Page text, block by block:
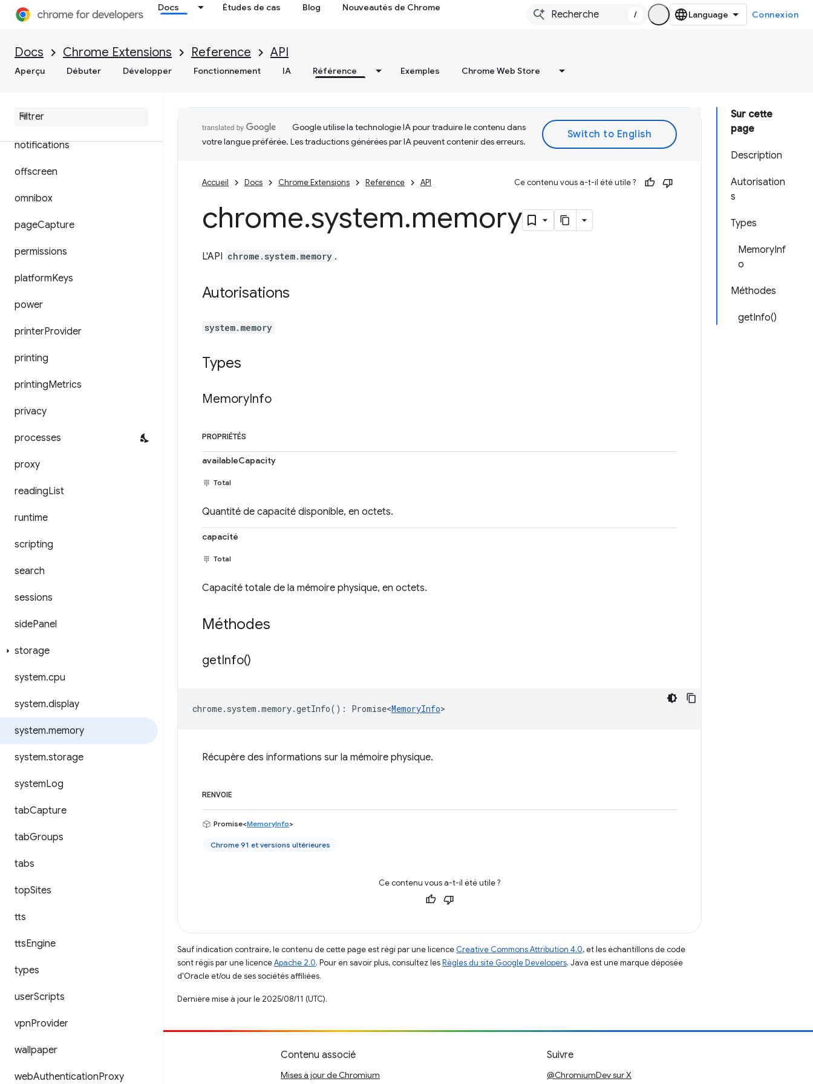
Docs Études de cas Blog Nouveautés de Chrome
/ Connexion
Docs Chrome Extensions Reference API
Aperçu Débuter Développer Fonctionnement IA Référence Exemples Chrome Web Store
input.ime
loginState
mimeHandler
notifications
offscreen
omnibox
pageCapture
permissions
platformKeys
power
printerProvider
printing
printingMetrics
privacy
processes
proxy
readingList
runtime
scripting
search
sessions
sidePanel
storage
system.cpu
system.display
system.memory
system.storage
systemLog
tabCapture
tabGroups
tabs
topSites
tts
ttsEngine
types
userScripts
vpnProvider
wallpaper
webAuthenticationProxy
Sur cette
page
Description
Autorisation
s
Types
MemoryInf
o
Méthodes
getInfo()
Google utilise la technologie IA pour traduire le contenu dans
votre langue préférée. Les traductions générées par IA peuvent contenir des erreurs.
Accueil Docs Chrome Extensions Reference API Ce contenu vous a-t-il été utile ?
chrome.system.memory
L'API chrome.system.memory .
Autorisations
system.memory
Types
MemoryInfo
PROPRIÉTÉS
availableCapacity
Total
Quantité de capacité disponible, en octets.
capacité
Total
Capacité totale de la mémoire physique, en octets.
Méthodes
getInfo()
chrome. system .memory.getInfo() : Promise<MemoryInfo>
Récupère des informations sur la mémoire physique.
RENVOIE
Promise<MemoryInfo>
Chrome 91 et versions ultérieures
Ce contenu vous a-t-il été utile ?
Sauf indication contraire, le contenu de cette page est régi par une licence Creative Commons Attribution 4.0, et les échantillons de code
sont régis par une licenceApache 2.0. Pour en savoir plus, consultez lesRègles du site Google Developers. Java est une marque déposée
d'Oracle et/ou de ses sociétés affiliées.
Dernière mise à jour le 2025/08/11 (UTC).
Contribuer
Signaler un bug
Contenu associé
Mises à jour de Chromium
Suivre
@ChromiumDev sur X